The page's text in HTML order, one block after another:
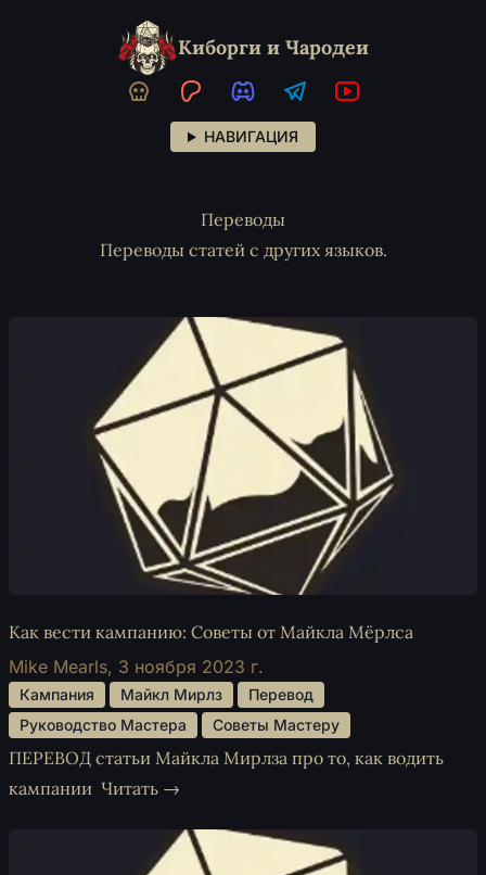
Киборги и Чародеи
НАВИГАЦИЯ
Переводы
Переводы статей с других языков.
Как вести кампанию: Советы от Майкла Мёрлса
Mike Mearls, 3 ноября 2023 г.
Кампания Майкл Мирлз
Перевод
Руководство Мастера
Советы Мастеру
ПЕРЕВОД статьи Майкла Мирлза про то, как водить
кампании Читать →